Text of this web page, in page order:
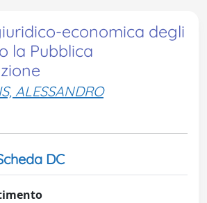
economica degli
la Pubblica
ALESSANDRO
DC